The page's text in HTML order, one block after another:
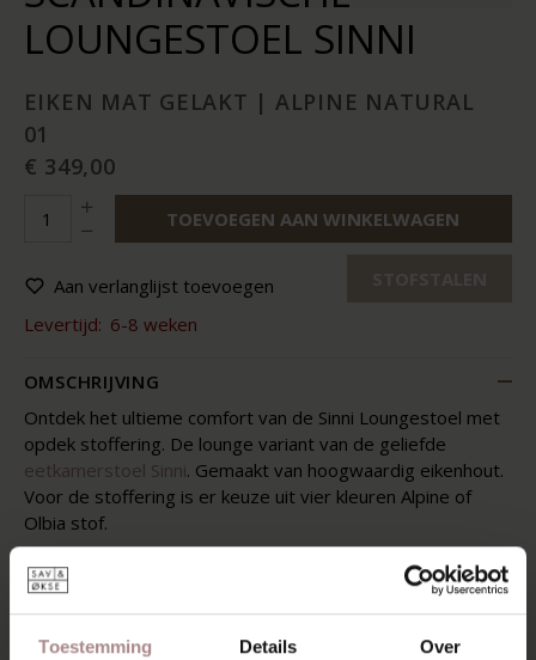
Toestemming Details Over
LOUNGESTOEL SINNI
EIKEN MAT GELAKT | ALPINE NATURAL
01
€ 349,00
TOEVOEGEN AAN WINKELWAGEN
Aan verlanglijst toevoegen
Levertijd: 6-8 weken
OMSCHRIJVING
Ontdek het ultieme comfort van de Sinni Loungestoel met
opdek stoffering. De lounge variant van de geliefde
eetkamerstoel Sinni. Gemaakt van hoogwaardig eikenhout.
Voor de stoffering is er keuze uit vier kleuren Alpine of
Olbia stof.
De Sinni Loungestoel combineert comfort en verfijning en
is net zo charmant en tijdloos als de eetkamerstoel. De
taps toelopende poten ondersteunen de gebogen zitting
en rugleuning. Zonder overbodige details is deze speelse